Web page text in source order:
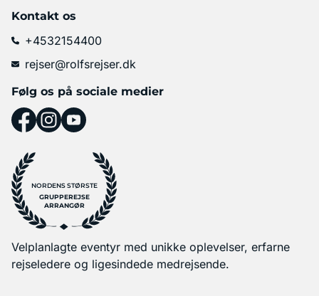
Kontakt os
+4532154400
rejser@rolfsrejser.dk
Følg os på sociale medier
NORDENS STØRSTE
GRUPPEREJSE
ARRANGØR
Velplanlagte eventyr med unikke oplevelser, erfarne
rejseledere og ligesindede medrejsende.